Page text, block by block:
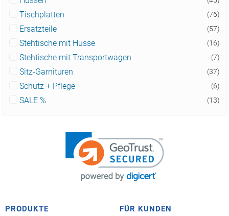
Tischplatten (76)
Ersatzteile (57)
Stehtische mit Husse (16)
Stehtische mit Transportwagen (7)
Sitz-Garnituren (37)
Schutz + Pflege (6)
SALE % (13)
PRODUKTE FÜR KUNDEN